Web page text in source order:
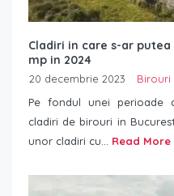
Cladiri in care s-ar
mp in 2024
20 decembrie 2023
Birouri
Pe fondul unei perioade
cladiri de birouri in
unor cladiri cu... Read More